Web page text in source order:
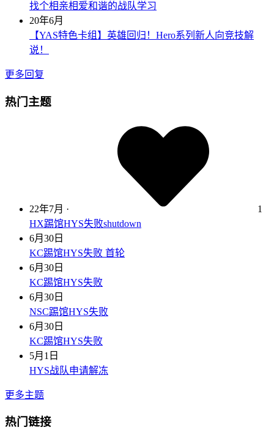
找个相亲相爱和谐的战队学习
20年6月
【YAS特色卡组】英雄回归！Hero系列新人向竞技解
说！
更多回复
热门主题
22年7月 ·
1
HX踢馆HYS失败shutdown
6月30日
KC踢馆HYS失败 首轮
6月30日
KC踢馆HYS失败
6月30日
NSC踢馆HYS失败
6月30日
KC踢馆HYS失败
5月1日
HYS战队申请解冻
更多主题
热门链接